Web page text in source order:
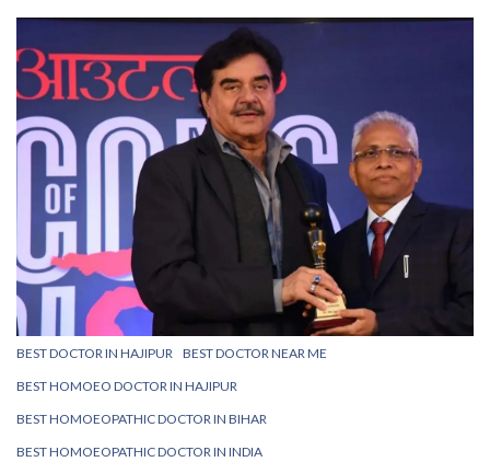
BEST DOCTOR IN HAJIPUR BEST DOCTOR NEAR ME
BEST HOMOEO DOCTOR IN HAJIPUR
BEST HOMOEOPATHIC DOCTOR IN BIHAR
BEST HOMOEOPATHIC DOCTOR IN INDIA